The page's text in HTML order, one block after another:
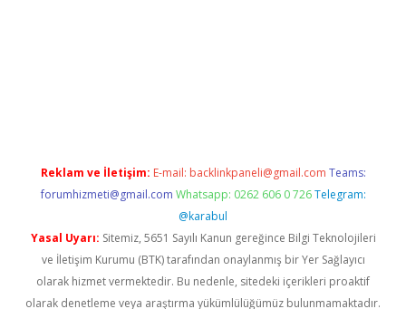
Reklam ve İletişim: E-mail: backlinkpaneli@gmail.com Teams:
forumhizmeti@gmail.com Whatsapp: 0262 606 0 726 Telegram:
@karabul
Yasal Uyarı: Sitemiz, 5651 Sayılı Kanun gereğince Bilgi Teknolojileri
ve İletişim Kurumu (BTK) tarafından onaylanmış bir Yer Sağlayıcı
olarak hizmet vermektedir. Bu nedenle, sitedeki içerikleri proaktif
olarak denetleme veya araştırma yükümlülüğümüz bulunmamaktadır.